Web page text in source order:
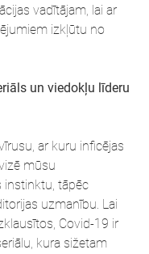
vadītājam, lai ar
izkļūtu no
un viedokļu līderu
ar kuru inficējas
mūsu
instinktu, tāpēc
uzmanību. Lai
Covid-19 ir
kura sižetam